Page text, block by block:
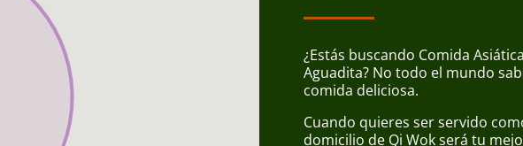
¿Estás buscando Comida
Aguadita? No todo el mundo
comida deliciosa.
Cuando quieres ser servido
domicilio de Qi Wok será tu